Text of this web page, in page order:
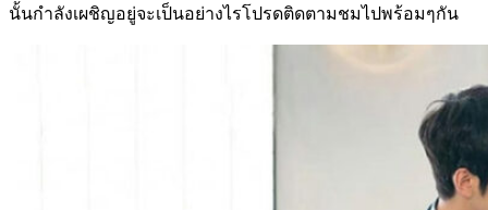
นั้นกำลังเผชิญอยู่จะเป็นอย่างไรโปรดติดตามชมไปพร้อมๆกัน